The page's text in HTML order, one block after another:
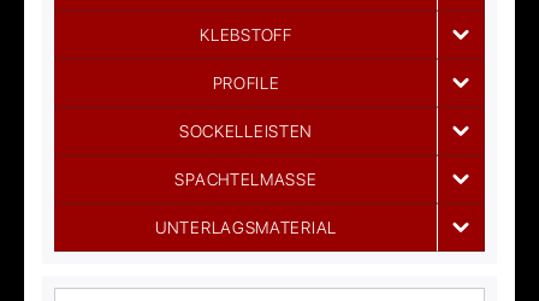
KLEBSTOFF
PROFILE
SOCKELLEISTEN
SPACHTELMASSE
UNTERLAGSMATERIAL